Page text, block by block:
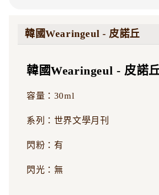
韓國Wearingeul - 皮諾丘
韓國Wearingeul - 皮諾
容量：30ml
系列：世界文學月刊
閃粉：有
閃光：無